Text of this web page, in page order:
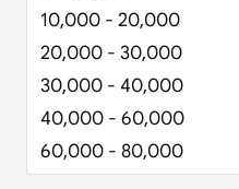
10,000 - 20,000
20,000 - 30,000
30,000 - 40,000
40,000 - 60,000
60,000 - 80,000